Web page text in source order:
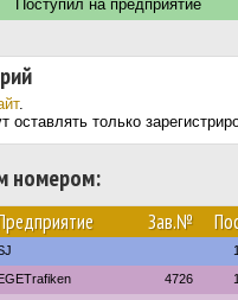
Поступил на предприятие
.
оставлять только
номером:
Зав.№
4726